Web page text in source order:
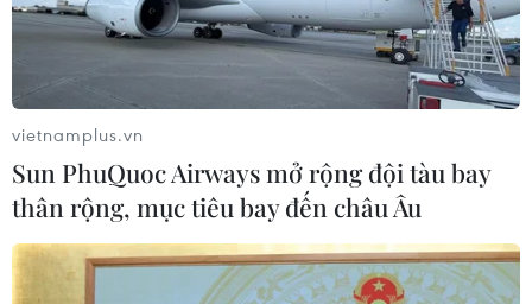
vietnamplus.vn
Sun PhuQuoc Airways mở rộng đội tàu bay
thân rộng, mục tiêu bay đến châu Âu